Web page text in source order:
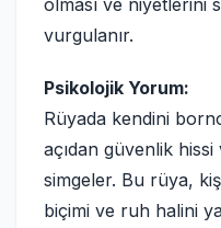
olması ve niyetlerini
vurgulanır.
Psikolojik Yorum:
Rüyada kendini
açıdan güvenlik hissi
simgeler. Bu rüya,
biçimi ve ruh halini